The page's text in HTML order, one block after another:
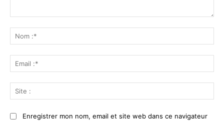
:*
:*
:
Enregistrer mon nom, email et site web dans ce navigateur